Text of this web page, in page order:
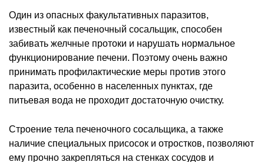
Один из опасных факультативных паразитов,
известный как печеночный сосальщик, способен
забивать желчные протоки и нарушать нормальное
функционирование печени. Поэтому очень важно
принимать профилактические меры против этого
паразита, особенно в населенных пунктах, где
питьевая вода не проходит достаточную очистку.
Строение тела печеночного сосальщика, а также
наличие специальных присосок и отростков, позволяют
ему прочно закрепляться на стенках сосудов и